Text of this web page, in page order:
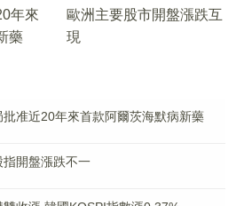
年來
藥
歐洲主要股市開盤漲跌互
現
批准近20年來首款阿爾茨海默病新藥
指開盤漲跌不一